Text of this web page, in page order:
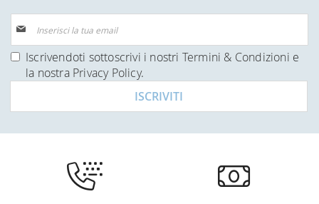
alla
nostra
Newsletter:
Iscrivendoti sottoscrivi i nostri Termini & Condizioni e
la nostra Privacy Policy.
ISCRIVITI